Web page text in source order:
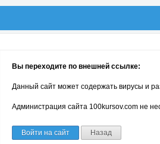
Вы переходите по внешней ссылке:
Данный сайт может содержать вирусы и
Администрация сайта 100kursov.com не
Войти на сайт Назад